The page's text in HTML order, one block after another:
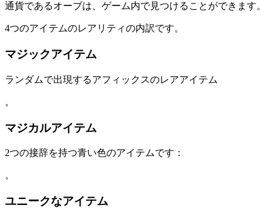
通貨であるオーブは、ゲーム内で見つけることができます。
4つのアイテムのレアリティの内訳です。
マジックアイテム
ランダムで出現するアフィックスのレアアイテム
。
マジカルアイテム
2つの接辞を持つ青い色のアイテムです：
。
ユニークなアイテム